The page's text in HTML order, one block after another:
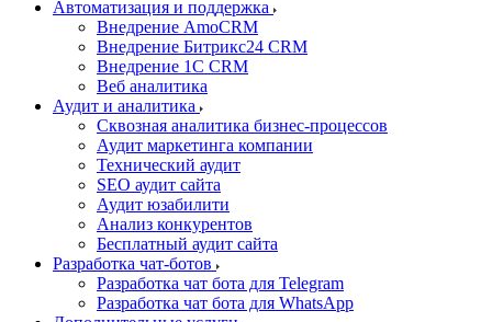
Автоматизация и поддержка
Внедрение AmoCRM
Внедрение Битрикс24 CRM
Внедрение 1C CRM
Веб аналитика
Аудит и аналитика
Сквозная аналитика бизнес-процессов
Аудит маркетинга компании
Технический аудит
SEO аудит сайта
Аудит юзабилити
Анализ конкурентов
Бесплатный аудит сайта
Разработка чат-ботов
Разработка чат бота для Telegram
Разработка чат бота для WhatsApp